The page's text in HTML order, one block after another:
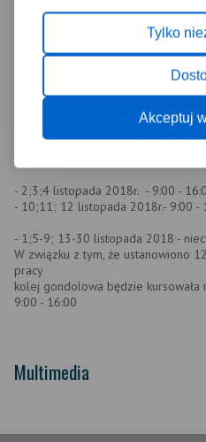
Tylko
Akceptuj
SKI&SUN przedstawia nowy i
- 2;3;4 listopada 2018r. - 9:00 -
- 10;11; 12 listopada 2018r.- 9:00 -
- 1;5-9; 13-30 listopada 2018 -
W związku z tym, że ustanowiono
pracy
kolej gondolowa będzie
9:00 - 16:00
Multimedia